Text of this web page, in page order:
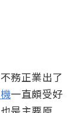
務正業出了
一直頗受好